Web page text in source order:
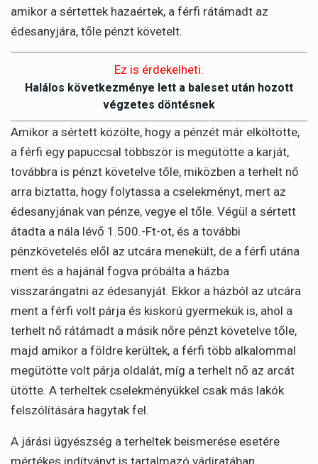
amikor a sértettek hazaértek, a férfi rátámadt az
édesanyjára, tőle pénzt követelt.
Ez is érdekelheti:
Halálos következménye lett a baleset után hozott
végzetes döntésnek
Amikor a sértett közölte, hogy a pénzét már elköltötte,
a férfi egy papuccsal többször is megütötte a karját,
továbbra is pénzt követelve tőle, miközben a terhelt nő
arra biztatta, hogy folytassa a cselekményt, mert az
édesanyjának van pénze, vegye el tőle. Végül a sértett
átadta a nála lévő 1.500.-Ft-ot, és a további
pénzkövetelés elől az utcára menekült, de a férfi utána
ment és a hajánál fogva próbálta a házba
visszarángatni az édesanyját. Ekkor a házból az utcára
ment a férfi volt párja és kiskorú gyermekük is, ahol a
terhelt nő rátámadt a másik nőre pénzt követelve tőle,
majd amikor a földre kerültek, a férfi több alkalommal
megütötte volt párja oldalát, míg a terhelt nő az arcát
ütötte. A terheltek cselekményükkel csak más lakók
felszólítására hagytak fel.
A járási ügyészség a terheltek beismerése esetére
mértékes indítványt is tartalmazó vádiratában